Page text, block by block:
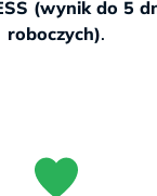
Zamów teraz
(wynik do 5
roboczych).